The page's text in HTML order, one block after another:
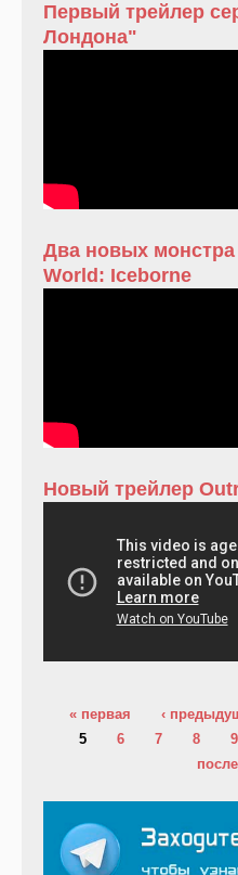
Первый трейлер
Лондона"
Два новых
World: Iceborne
Новый трейлер
« первая ‹
5
6 7 8 9